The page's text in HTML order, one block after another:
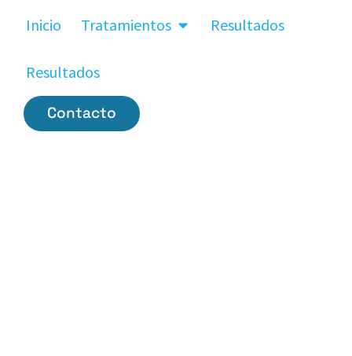
Inicio Tratamientos Resultados
Resultados
Contacto